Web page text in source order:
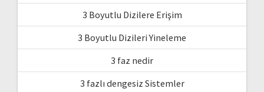
3 Boyutlu Dizilere Erişim
3 Boyutlu Dizileri Yineleme
3 faz nedir
3 fazlı dengesiz Sistemler